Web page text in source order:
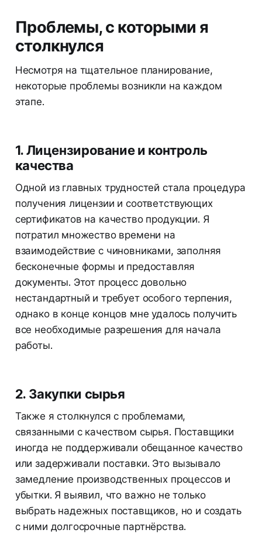
Проблемы, с которыми я
столкнулся
Несмотря на тщательное планирование,
некоторые проблемы возникли на каждом
этапе.
1. Лицензирование и контроль
качества
Одной из главных трудностей стала процедура
получения лицензии и соответствующих
сертификатов на качество продукции. Я
потратил множество времени на
взаимодействие с чиновниками, заполняя
бесконечные формы и предоставляя
документы. Этот процесс довольно
нестандартный и требует особого терпения,
однако в конце концов мне удалось получить
все необходимые разрешения для начала
работы.
2. Закупки сырья
Также я столкнулся с проблемами,
связанными с качеством сырья. Поставщики
иногда не поддерживали обещанное качество
или задерживали поставки. Это вызывало
замедление производственных процессов и
убытки. Я выявил, что важно не только
выбрать надежных поставщиков, но и создать
с ними долгосрочные партнёрства.